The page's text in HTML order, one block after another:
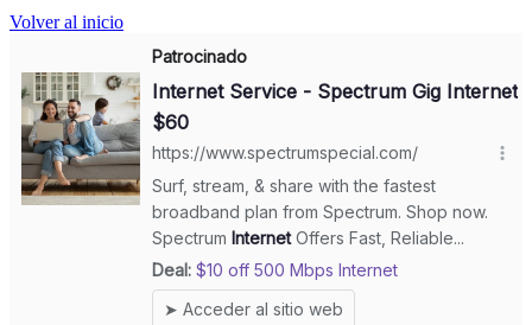
Volver al inicio